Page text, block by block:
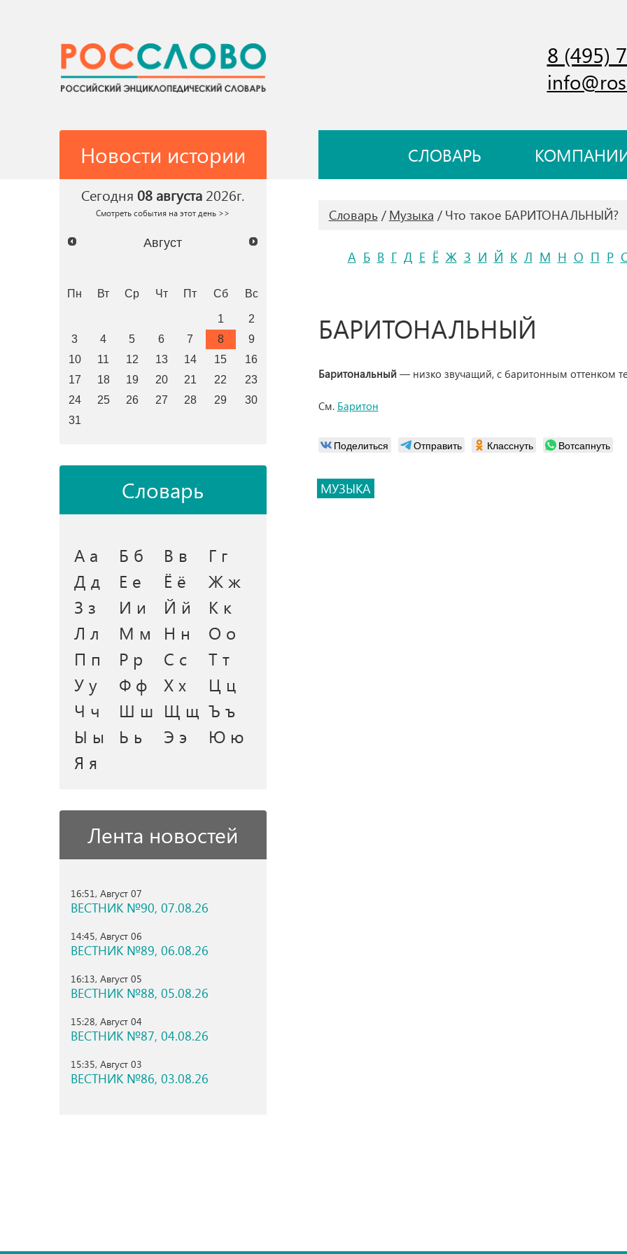
8 (495)
Новости истории СЛОВАРЬ
Сегодня 08 августа 2026г.
Смотреть события на этот день >>
Август
Пн Вт Ср Чт Пт Сб Вс
1
2
3
4 5 6 7 8
9
10
11 12 13 14 15
16
17
18 19 20 21 22
23
24
25 26 27 28 29
30
31
Словарь
А а Б б В в
Г г
Д д
Е е Ё ё
Ж ж
З з
И и Й й
К к
Л л
М м Н н
О о
П п
Р р С с
Т т
У у
Ф ф Х х
Ц ц
Ч ч
Ш ш Щ щ Ъ ъ
Ы ы
Ь ь Э э
Ю ю
Я я
Лента новостей
16:51, Август 07
ВЕСТНИК №90, 07.08.26
14:45, Август 06
ВЕСТНИК №89, 06.08.26
16:13, Август 05
ВЕСТНИК №88, 05.08.26
15:28, Август 04
ВЕСТНИК №87, 04.08.26
15:35, Август 03
ВЕСТНИК №86, 03.08.26
Словарь Музыка Что такое БАРИТОНАЛЬНЫЙ?
А Б В Г Д Е Ё Ж З И Й К Л М Н О П Р
БАРИТОНАЛЬНЫЙ
Баритональный— низко звучащий, с баритонным оттенком
См. Баритон
Поделиться Отправить Класснуть Вотсапнуть
МУЗЫКА